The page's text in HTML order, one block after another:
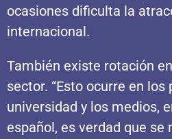
ocasiones dificulta la
internacional.
También existe rotación
sector. “Esto ocurre en
universidad y los medios,
español, es verdad que se